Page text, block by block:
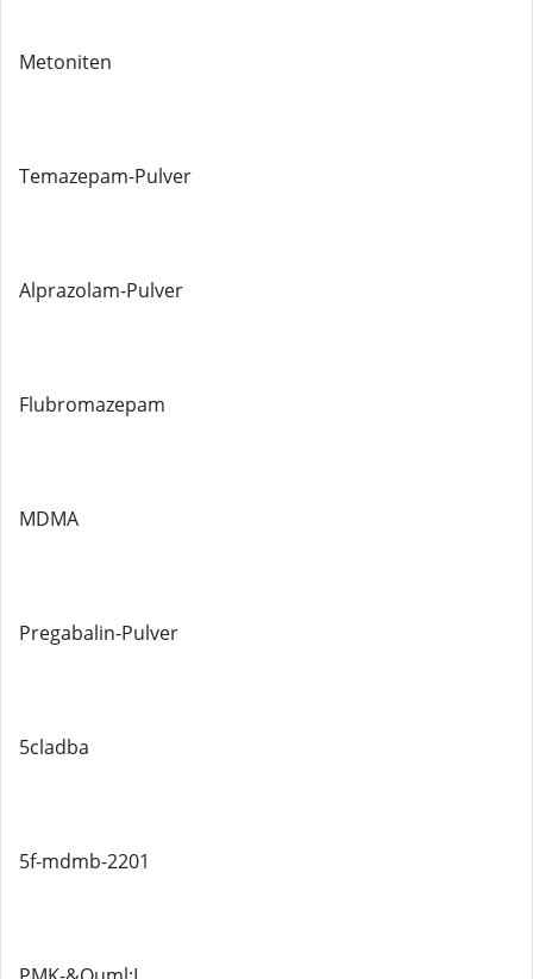
Metoniten
Temazepam-Pulver
Alprazolam-Pulver
Flubromazepam
MDMA
Pregabalin-Pulver
5cladba
5f-mdmb-2201